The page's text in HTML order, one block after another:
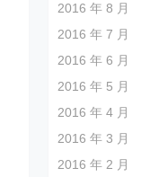
2016 年 8 月
2016 年 7 月
2016 年 6 月
2016 年 5 月
2016 年 4 月
2016 年 3 月
2016 年 2 月